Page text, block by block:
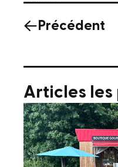
Précédent
Articles les